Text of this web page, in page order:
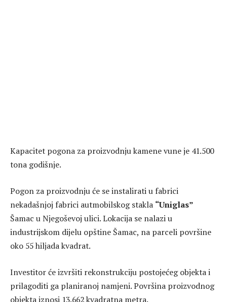
Kapacitet pogona za proizvodnju kamene vune je 41.500
tona godišnje.
Pogon za proizvodnju će se instalirati u fabrici
nekadašnjoj fabrici autmobilskog stakla “Uniglas”
Šamac u Njegoševoj ulici. Lokacija se nalazi u
industrijskom dijelu opštine Šamac, na parceli površine
oko 55 hiljada kvadrat.
Investitor će izvršiti rekonstrukciju postojećeg objekta i
prilagoditi ga planiranoj namjeni. Površina proizvodnog
objekta iznosi 13.662 kvadratna metra.